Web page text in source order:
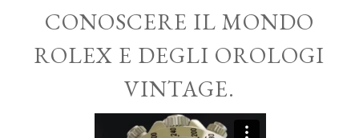
CONOSCERE IL MONDO
ROLEX E DEGLI OROLOGI
VINTAGE.